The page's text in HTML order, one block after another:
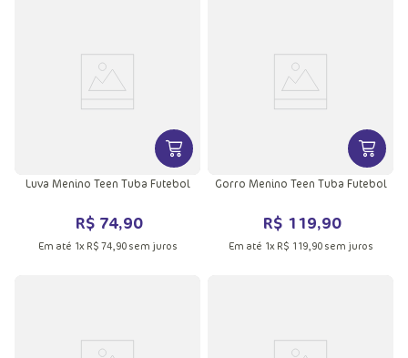
VER MAIS INFORMAÇÕES DO
Luva Menino Teen Tuba Futebol
R$ 74,90
Em até 1x R$ 74, 90sem juros
VER
Gorro Menino Teen Tuba Futebol
R$ 119,90
Em até 1x R$ 119, 90sem juros